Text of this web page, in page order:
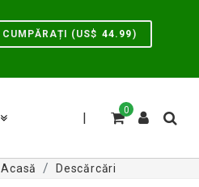
CUMPĂRAȚI (US$ 44.99)
0
|
Acasă Descărcări